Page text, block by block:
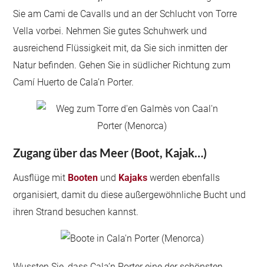
Sie am Cami de Cavalls und an der Schlucht von Torre
Vella vorbei. Nehmen Sie gutes Schuhwerk und
ausreichend Flüssigkeit mit, da Sie sich inmitten der
Natur befinden. Gehen Sie in südlicher Richtung zum
Camí Huerto de Cala’n Porter.
Zugang über das Meer (Boot, Kajak…)
Ausflüge mit Booten und Kajaks werden ebenfalls
organisiert, damit du diese außergewöhnliche Bucht und
ihren Strand besuchen kannst.